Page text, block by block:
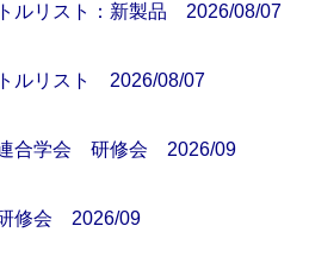
ルリスト：新製品 2026/08/07
ルリスト 2026/08/07
連合学会 研修会 2026/09
修会 2026/09